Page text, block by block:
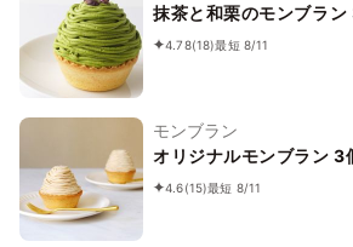
抹茶と和栗のモンブラン
4.78(18)最短 8/11
モンブラン
オリジナルモンブラン 3
4.6(15)最短 8/11